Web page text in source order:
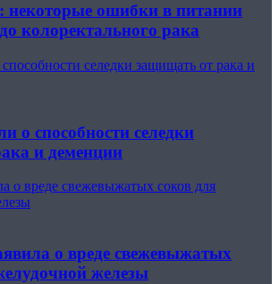
некоторые ошибки в питании
колоректального рака
селедки защищать от рака и
о способности селедки
и деменции
о вреде свежевыжатых соков для
о вреде свежевыжатых
железы